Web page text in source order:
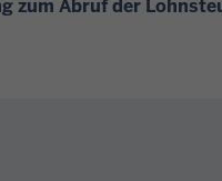
zum Abruf der